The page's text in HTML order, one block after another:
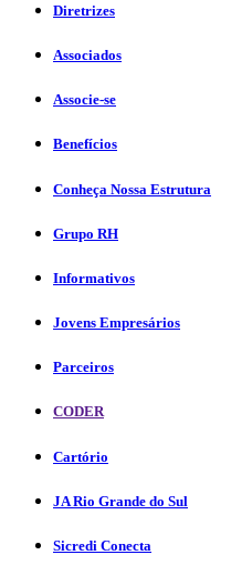
Diretrizes
Associados
Associe-se
Benefícios
Conheça Nossa Estrutura
Grupo RH
Informativos
Jovens Empresários
Parceiros
CODER
Cartório
JA Rio Grande do Sul
Sicredi Conecta